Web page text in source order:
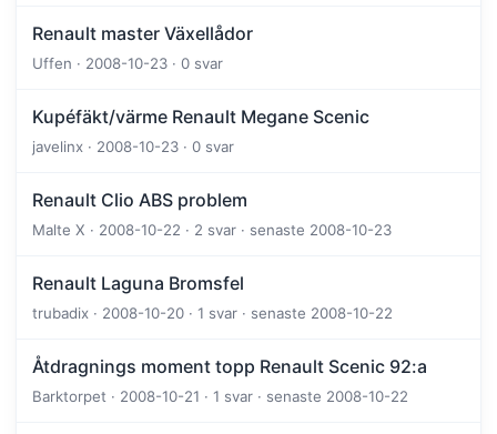
Renault master Växellådor
Uffen · 2008-10-23 · 0 svar
Kupéfäkt/värme Renault Megane Scenic
javelinx · 2008-10-23 · 0 svar
Renault Clio ABS problem
Malte X · 2008-10-22 · 2 svar · senaste 2008-10-23
Renault Laguna Bromsfel
trubadix · 2008-10-20 · 1 svar · senaste 2008-10-22
Åtdragnings moment topp Renault Scenic 92:a
Barktorpet · 2008-10-21 · 1 svar · senaste 2008-10-22